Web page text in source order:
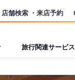
店舗検索 ・来店予約
旅行関連サービス